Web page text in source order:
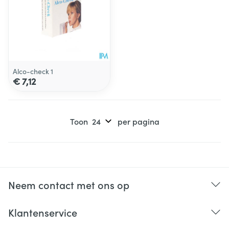
Alco-check 1
€ 7,12
Toon per pagina
Neem contact met ons op
Klantenservice